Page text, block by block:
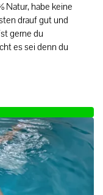
Natur, habe keine
drauf gut und
gerne du
es sei denn du